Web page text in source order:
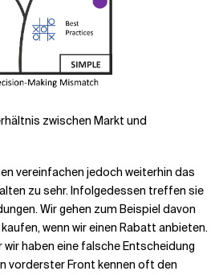
zwischen Markt und
vereinfachen jedoch weiterhin das
zu sehr. Infolgedessen treffen sie
Wir gehen zum Beispiel davon
wenn wir einen Rabatt anbieten.
haben eine falsche Entscheidung
vorderster Front kennen oft den